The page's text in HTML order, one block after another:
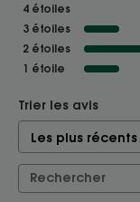
4 étoiles
3 étoiles
2 étoiles
1 étoile
Trier les avis